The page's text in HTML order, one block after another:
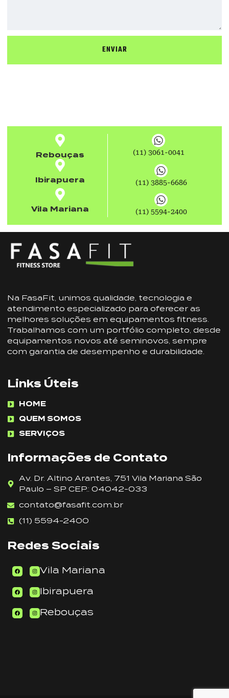
ENVIAR
Rebouças (11) 3061-0041
Ibirapuera (11) 3885-6686
Vila Mariana (11) 5594-2400
Na FasaFit, unimos qualidade, tecnologia e
atendimento especializado para oferecer as
melhores soluções em equipamentos fitness.
Trabalhamos com um portfólio completo, desde
equipamentos novos até seminovos, sempre
com garantia de desempenho e durabilidade.
Links Úteis
HOME
QUEM SOMOS
SERVIÇOS
Informações de Contato
Av. Dr. Altino Arantes, 751 Vila Mariana São
Paulo – SP CEP.: 04042-033
contato@fasafit.com.br
(11) 5594-2400
Redes Sociais
Vila Mariana
Ibirapuera
Rebouças